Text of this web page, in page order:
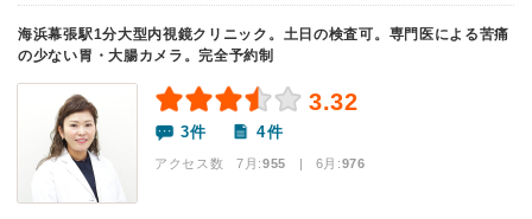
海浜幕張駅1分大型内視鏡クリニック。土日の検査可。専門医による苦痛
の少ない胃・大腸カメラ。完全予約制
3.32
3件 4件
アクセス数 7月:955 | 6月:976